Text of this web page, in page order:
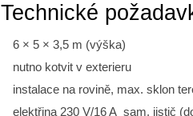
Technické
6 × 5 × 3,5 m (výška)
nutno kotvit v exterieru
instalace na rovině, max. sklon
elektřina 230 V/16 A sam. jistič